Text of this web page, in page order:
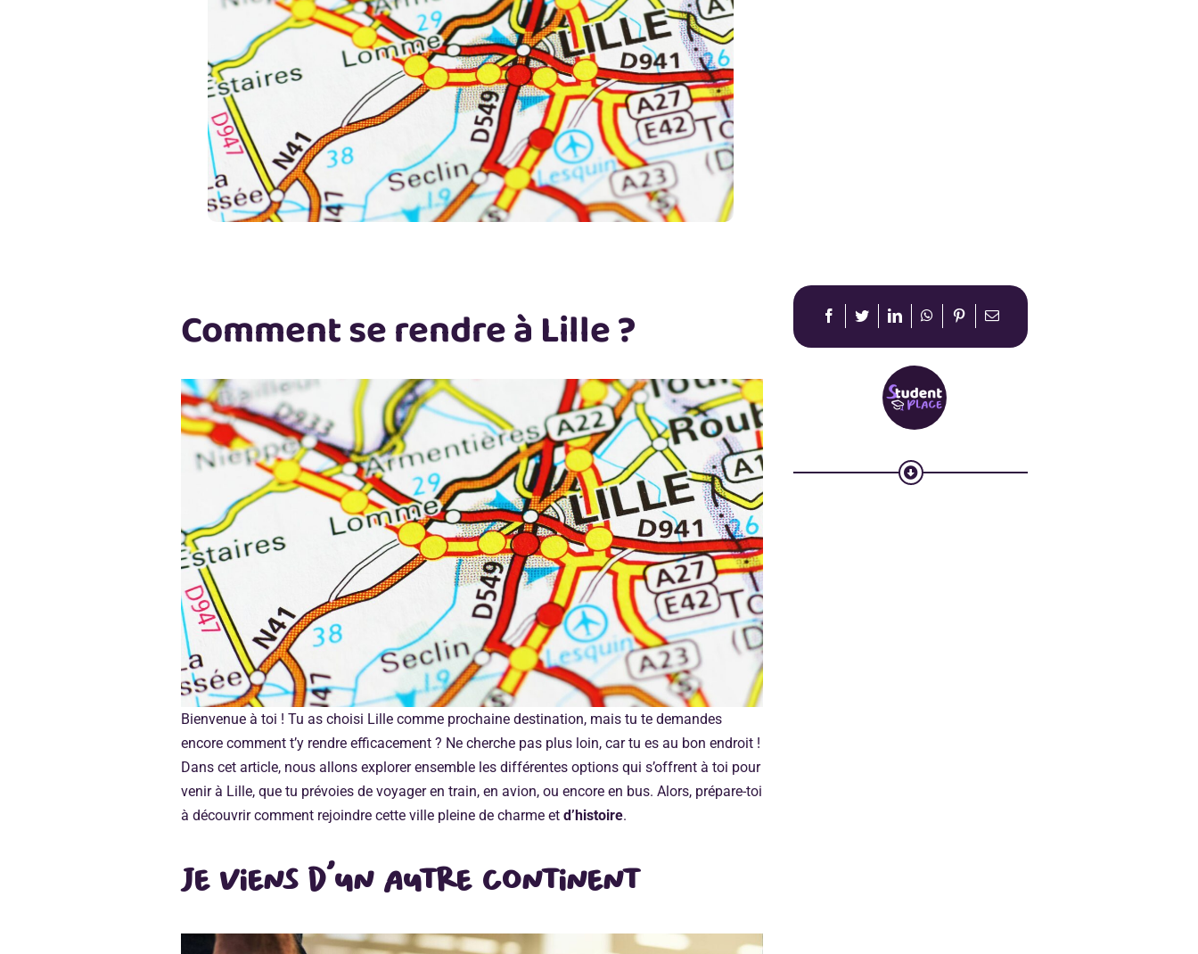
Comment se rendre à Lille ?
Bienvenue à toi ! Tu as choisi Lille comme prochaine destination, mais tu te demandes
encore comment t’y rendre efficacement ? Ne cherche pas plus loin, car tu es au bon endroit !
Dans cet article, nous allons explorer ensemble les différentes options qui s’offrent à toi pour
venir à Lille, que tu prévoies de voyager en train, en avion, ou encore en bus. Alors, prépare-toi
à découvrir comment rejoindre cette ville pleine de charme et d’histoire.
Je viens d’un autre continent